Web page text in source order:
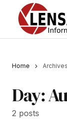
Home
Day:
2 posts